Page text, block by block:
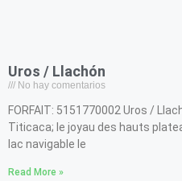
Uros / Llachón
No hay comentarios
FORFAIT: 5151770002 Uros /
Titicaca; le joyau des hauts
lac navigable le
Read More »